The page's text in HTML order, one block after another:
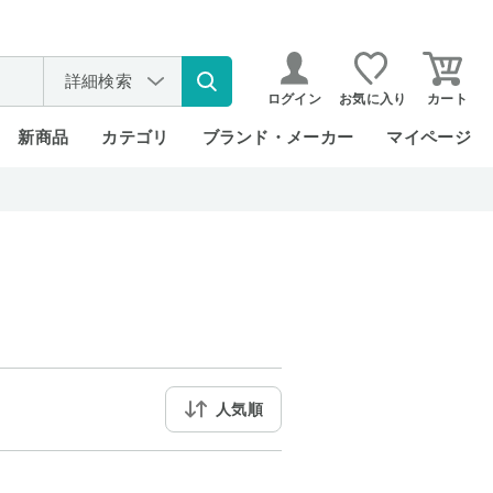
詳細検索
ログイン お気に入り カート
新商品 カテゴリ ブランド・メーカー マイページ
人気順